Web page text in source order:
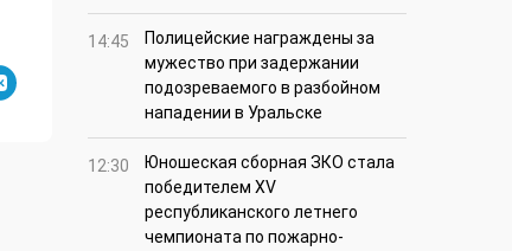
14:45
Полицейские награждены за
мужество при задержании
подозреваемого в разбойном
нападении в Уральске
12:30
Юношеская сборная ЗКО стала
победителем XV
республиканского летнего
чемпионата по пожарно-